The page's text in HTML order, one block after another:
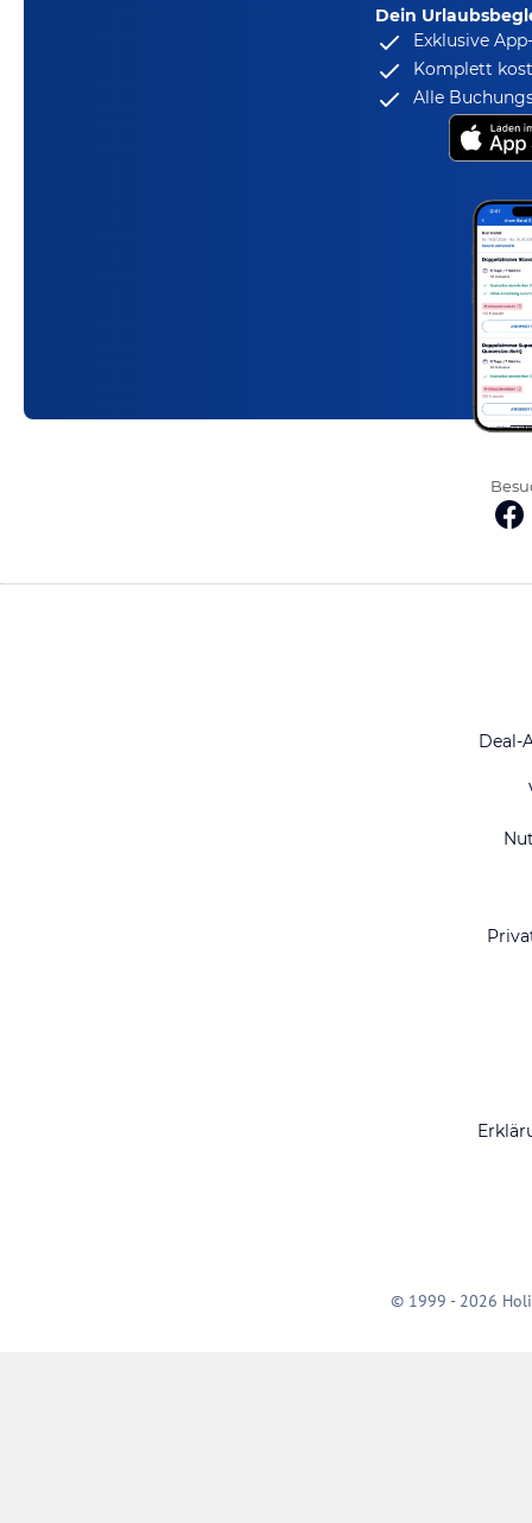
Dein
Exklusive
Komplett
Alle
Deal-
© 1999 - 2026